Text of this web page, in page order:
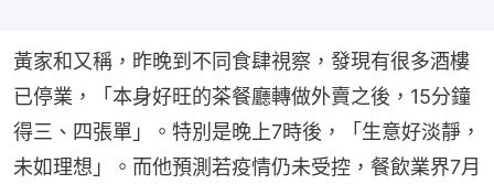
黃家和又稱，昨晚到不同食肆視察，發現有很多酒樓
已停業，「本身好旺的茶餐廳轉做外賣之後，15分鐘
得三、四張單」。特別是晚上7時後，「生意好淡靜，
未如理想」。而他預測若疫情仍未受控，餐飲業界7月